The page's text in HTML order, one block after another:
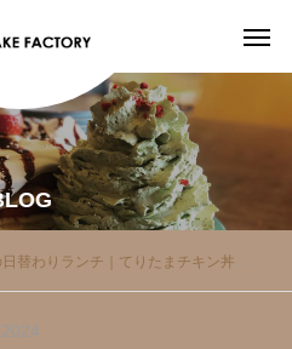
替わりランチ｜てりたまチキン丼
2024